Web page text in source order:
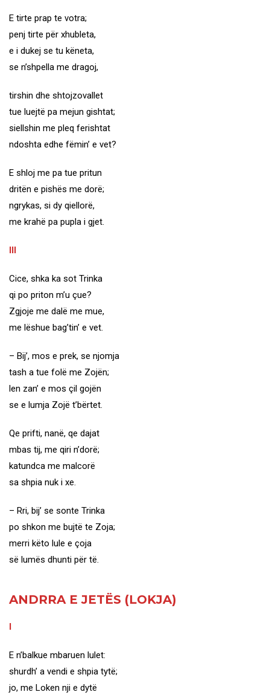
E tirte prap te votra;
penj tirte për xhubleta,
e i dukej se tu këneta,
se n’shpella me dragoj,
tirshin dhe shtojzovallet
tue luejtë pa mejun gishtat;
siellshin me pleq ferishtat
ndoshta edhe fëmin’ e vet?
E shloj me pa tue pritun
dritën e pishës me dorë;
ngrykas, si dy qiellorë,
me krahë pa pupla i gjet.
III
Cice, shka ka sot Trinka
qi po priton m’u çue?
Zgjoje me dalë me mue,
me lëshue bag’tin’ e vet.
– Bij’, mos e prek, se njomja
tash a tue folë me Zojën;
len zan’ e mos çil gojën
se e lumja Zojë t’bërtet.
Qe prifti, nanë, qe dajat
mbas tij, me qiri n’dorë;
katundca me malcorë
sa shpia nuk i xe.
– Rri, bij’ se sonte Trinka
po shkon me bujtë te Zoja;
merri këto lule e çoja
së lumës dhunti për të.
ANDRRA E JETËS (LOKJA)
I
E n’balkue mbaruen lulet:
shurdh’ a vendi e shpia tytë;
jo, me Loken nji e dytë